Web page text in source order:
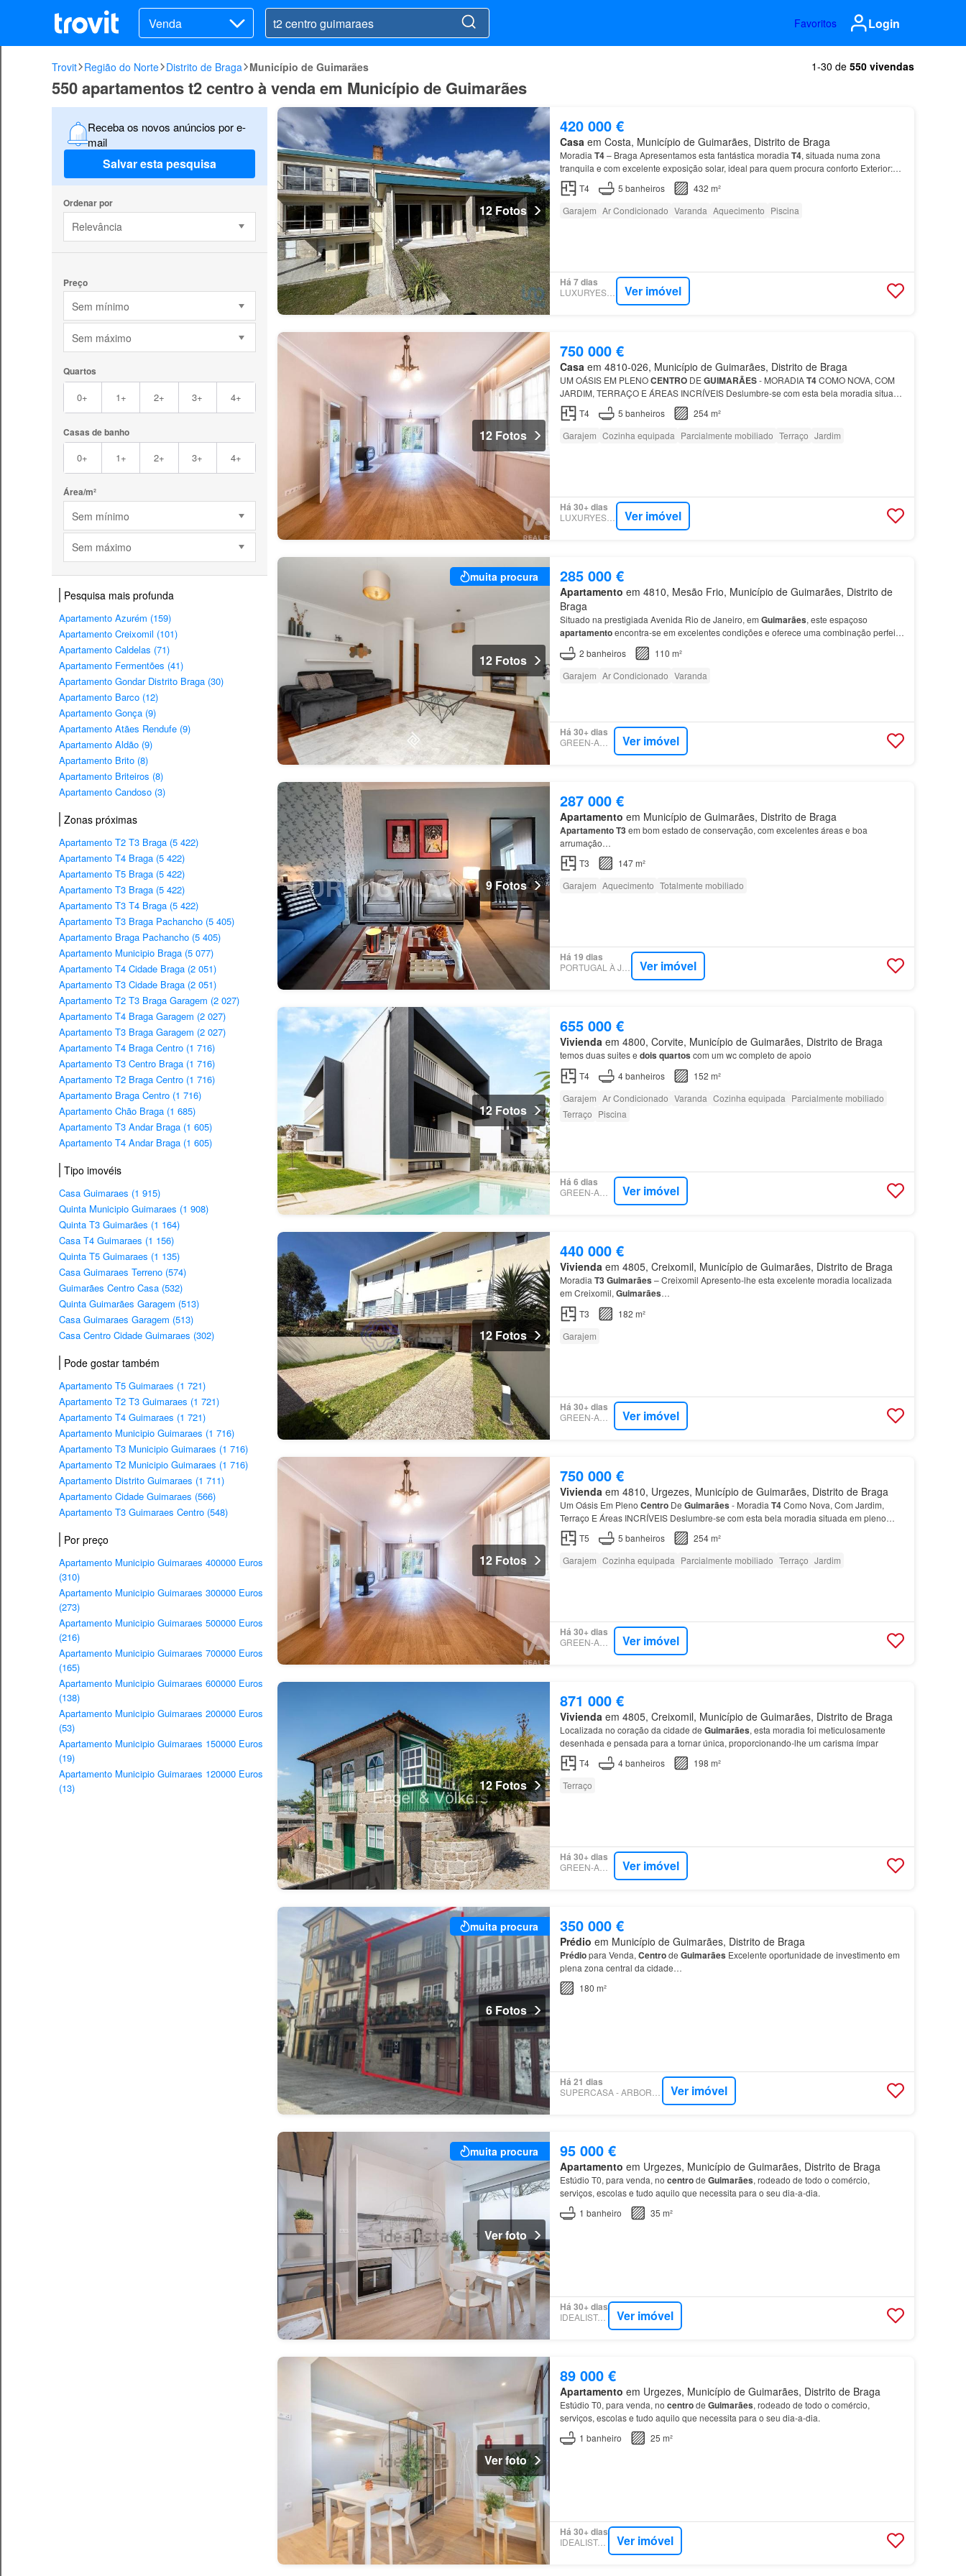
Venda Favoritos Login
Trovit Região do Norte Distrito de Braga Município de Guimarães 1-30 de 550 vivendas
550 apartamentos t2 centro à venda em Município de Guimarães
Receba os novos anúncios por e-
mail
Salvar esta pesquisa
Ordenar por
Relevância
Preço
Sem mínimo
Sem máximo
Quartos
0+ 1+ 2+ 3+ 4+
Casas de banho
0+ 1+ 2+ 3+ 4+
Área/m²
Sem mínimo
Sem máximo
Pesquisa mais profunda
Apartamento Azurém (159)
Apartamento Creixomil (101)
Apartamento Caldelas (71)
Apartamento Fermentões (41)
Apartamento Gondar Distrito Braga (30)
Apartamento Barco (12)
Apartamento Gonça (9)
Apartamento Atães Rendufe (9)
Apartamento Aldão (9)
Apartamento Brito (8)
Apartamento Briteiros (8)
Apartamento Candoso (3)
Zonas próximas
Apartamento T2 T3 Braga (5 422)
Apartamento T4 Braga (5 422)
Apartamento T5 Braga (5 422)
Apartamento T3 Braga (5 422)
Apartamento T3 T4 Braga (5 422)
Apartamento T3 Braga Pachancho (5 405)
Apartamento Braga Pachancho (5 405)
Apartamento Municipio Braga (5 077)
Apartamento T4 Cidade Braga (2 051)
Apartamento T3 Cidade Braga (2 051)
Apartamento T2 T3 Braga Garagem (2 027)
Apartamento T4 Braga Garagem (2 027)
Apartamento T3 Braga Garagem (2 027)
Apartamento T4 Braga Centro (1 716)
Apartamento T3 Centro Braga (1 716)
Apartamento T2 Braga Centro (1 716)
Apartamento Braga Centro (1 716)
Apartamento Chão Braga (1 685)
Apartamento T3 Andar Braga (1 605)
Apartamento T4 Andar Braga (1 605)
Tipo imovéis
Casa Guimaraes (1 915)
Quinta Municipio Guimaraes (1 908)
Quinta T3 Guimarães (1 164)
Casa T4 Guimaraes (1 156)
Quinta T5 Guimaraes (1 135)
Casa Guimaraes Terreno (574)
Guimarães Centro Casa (532)
Quinta Guimarães Garagem (513)
Casa Guimaraes Garagem (513)
Casa Centro Cidade Guimaraes (302)
Pode gostar também
Apartamento T5 Guimaraes (1 721)
Apartamento T2 T3 Guimaraes (1 721)
Apartamento T4 Guimaraes (1 721)
Apartamento Municipio Guimaraes (1 716)
Apartamento T3 Municipio Guimaraes (1 716)
Apartamento T2 Municipio Guimaraes (1 716)
Apartamento Distrito Guimaraes (1 711)
Apartamento Cidade Guimaraes (566)
Apartamento T3 Guimaraes Centro (548)
Por preço
Apartamento Municipio Guimaraes 400000 Euros
(310)
Apartamento Municipio Guimaraes 300000 Euros
(273)
Apartamento Municipio Guimaraes 500000 Euros
(216)
Apartamento Municipio Guimaraes 700000 Euros
(165)
Apartamento Municipio Guimaraes 600000 Euros
(138)
Apartamento Municipio Guimaraes 200000 Euros
(53)
Apartamento Municipio Guimaraes 150000 Euros
(19)
Apartamento Municipio Guimaraes 120000 Euros
(13)
12 Fotos
420 000 €
Casaem Costa, Município de Guimarães, Distrito de Braga
Moradia T4– Braga Apresentamos esta fantástica moradia T4, situada numa zona
tranquila e com excelente exposição solar, ideal para quem procura conforto Exterior:
Logradouro plano e ensolarado Espaço com potencial para const…
T4 5 banheiros
432 m²
Garajem Ar Condicionado Varanda Aquecimento Piscina
Há 7 dias
LUXURYESTATE Ver imóvel
12 Fotos
750 000 €
Casa em 4810-026, Município de Guimarães, Distrito de Braga
UM OÁSIS EM PLENOCENTRODE GUIMARÃES- MORADIAT4COMO NOVA, COM
JARDIM, TERRAÇO E ÁREAS INCRÍVEIS Deslumbre-se com esta bela moradia situada
em pleno
centro Guimarães, uma cidade rica em história e repleta de encantos.…
T4 5 banheiros
254 m²
Garajem Cozinha equipada Parcialmente mobiliado Terraço Jardim
Há 30+ dias
LUXURYESTATE Ver imóvel
muita procura
12 Fotos
285 000 €
Apartamento em 4810, Mesão Frio, Município de Guimarães, Distrito de
Braga
Situado na prestigiada Avenida Rio de Janeiro, em Guimarães, este espaçoso
apartamentoencontra-se em excelentes condições e oferece uma combinação perfeita
Uma oportunidade imperdível para quem procura qualidade de vida no c…
2 banheiros
110 m²
Garajem Ar Condicionado Varanda
Há 30+ dias
GREEN-ACRES Ver imóvel
9 Fotos
287 000 €
Apartamento em Município de Guimarães, Distrito de Braga
ApartamentoT3em bom estado de conservação, com excelentes áreas e boa
arrumação…
T3
147 m²
Garajem Aquecimento Totalmente mobiliado
Há 19 dias
PORTUGAL À JANELA Ver imóvel
12 Fotos
655 000 €
Vivienda em 4800, Corvite, Município de Guimarães, Distrito de Braga
temos duas suites e dois quartos com um wc completo de apoio
T4
4banheiros
152 m²
Garajem Ar Condicionado Varanda Cozinha equipada Parcialmente mobiliado
Terraço Piscina
Há 6 dias
GREEN-ACRES Ver imóvel
12 Fotos
440 000 €
Vivienda em 4805, Creixomil, Município de Guimarães, Distrito de Braga
Moradia T3Guimarães – Creixomil Apresento-lhe esta excelente moradia localizada
em Creixomil, Guimarães…
T3
182 m²
Garajem
Há 30+ dias
GREEN-ACRES Ver imóvel
12 Fotos
750 000 €
Vivienda em 4810, Urgezes, Município de Guimarães, Distrito de Braga
Um Oásis Em Pleno CentroDe Guimarães - Moradia T4Como Nova, Com Jardim,
Terraço E Áreas INCRÍVEIS Deslumbre-se com esta bela moradia situada em pleno
centro Guimarães , uma cidade rica em história e repleta de encantos.…
T5 5 banheiros
254 m²
Garajem Cozinha equipada Parcialmente mobiliado Terraço Jardim
Há 30+ dias
GREEN-ACRES Ver imóvel
12 Fotos
871 000 €
Vivienda em 4805, Creixomil, Município de Guimarães, Distrito de Braga
Localizada no coração da cidade de Guimarães, esta moradia foi meticulosamente
desenhada e pensada para a tornar única, proporcionando-lhe um carisma ímpar
T4
4banheiros
198 m²
Terraço
Há 30+ dias
GREEN-ACRES Ver imóvel
muita procura
6 Fotos
350 000 €
Prédio em Município de Guimarães, Distrito de Braga
Prédiopara Venda, Centrode Guimarães Excelente oportunidade de investimento em
plena zona central da cidade…
180 m²
Há 21 dias
Ver imóvel
muita procura
Ver foto
95 000 €
Apartamento em Urgezes, Município de Guimarães, Distrito de Braga
Estúdio T0, para venda, no centrode Guimarães, rodeado de todo o comércio,
serviços, escolas e tudo aquilo que necessita para o seu dia-a-dia.
1 banheiro 35 m²
Há 30+ dias
IDEALISTA.PT Ver imóvel
Ver foto
89 000 €
Apartamento em Urgezes, Município de Guimarães, Distrito de Braga
Estúdio T0, para venda, no centrode Guimarães, rodeado de todo o comércio,
serviços, escolas e tudo aquilo que necessita para o seu dia-a-dia.
1 banheiro 25 m²
Há 30+ dias
IDEALISTA.PT Ver imóvel